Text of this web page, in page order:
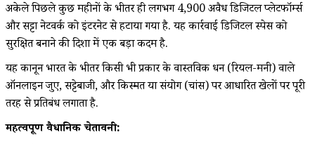
अकेले पिछले कुछ महीनों के भीतर ही लगभग 4,900 अवैध डिजिटल प्लेटफॉर्म्स
और सट्टा नेटवर्क को इंटरनेट से हटाया गया है. यह कार्रवाई डिजिटल स्पेस को
सुरक्षित बनाने की दिशा में एक बड़ा कदम है.
यह कानून भारत के भीतर किसी भी प्रकार के वास्तविक धन (रियल-मनी) वाले
ऑनलाइन जुए, सट्टेबाजी, और किस्मत या संयोग (चांस) पर आधारित खेलों पर पूरी
तरह से प्रतिबंध लगाता है.
महत्वपूर्ण वैधानिक चेतावनी: